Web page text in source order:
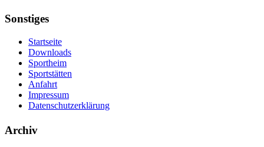
Sonstiges
Startseite
Downloads
Sportheim
Sportstätten
Anfahrt
Impressum
Datenschutzerklärung
Archiv